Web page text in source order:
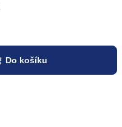
Do košíku